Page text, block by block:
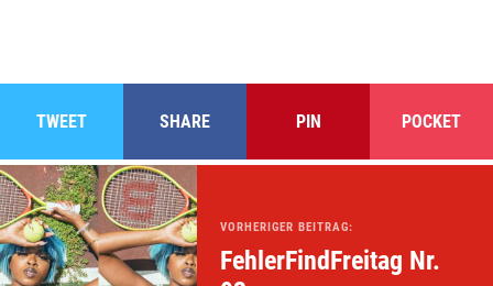
TWEET SHARE PIN POCKET
VORHERIGER BEITRAG:
FehlerFindFreitag Nr.